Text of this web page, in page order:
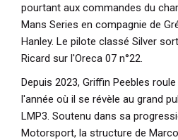
pourtant aux commandes du
Mans Series en compagnie de
Hanley. Le pilote classé Silver
Ricard sur l'Oreca 07 n°22.
Depuis 2023, Griffin Peebles
l'année où il se révèle au grand
LMP3. Soutenu dans sa
Motorsport, la structure de